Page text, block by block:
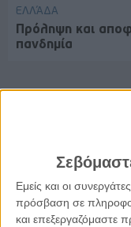
Εμείς και οι
πρόσβαση σε
και επεξεργαζόμαστε
ΕΛΛΆΔΑ
Πρόληψη και
πανδημία